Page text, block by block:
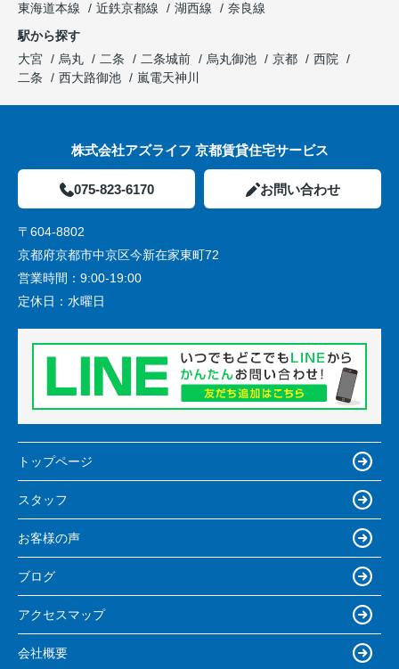
東海道本線
近鉄京都線 湖西線
奈良線
駅から探す
大宮
烏丸 二条 二条城前 烏丸御池 京都
西院
二条
西大路御池 嵐電天神川
株式会社アズライフ 京都賃貸住宅サービス
075-823-6170 お問い合わせ
〒604-8802
京都府京都市中京区今新在家東町72
営業時間： 9:00-19:00
定休日： 水曜日
トップページ
スタッフ
お客様の声
ブログ
アクセスマップ
会社概要